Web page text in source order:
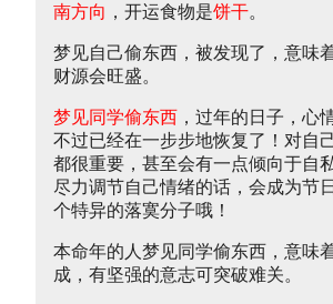
南方向 ，开运食物是饼干。
梦见自己偷东西，被发现了，意味
财源会旺盛。
梦见同学偷东西 ，过年的日子，心
不过已经在一步步地恢复了！对自
都很重要，甚至会有一点倾向于自
尽力调节自己情绪的话，会成为节
个特异的落寞分子哦！
本命年的人梦见同学偷东西，意味
成，有坚强的意志可突破难关。